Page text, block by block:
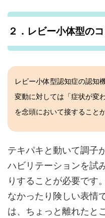
２．レビー小体型の
レビー小体型認知症の認知
変動に対しては「症状が変
を念頭において接すること
テキパキと動いて調子
ハビリテーションを試
りすることが必要です
なかったり険しい表情
は、ちょっと離れたと